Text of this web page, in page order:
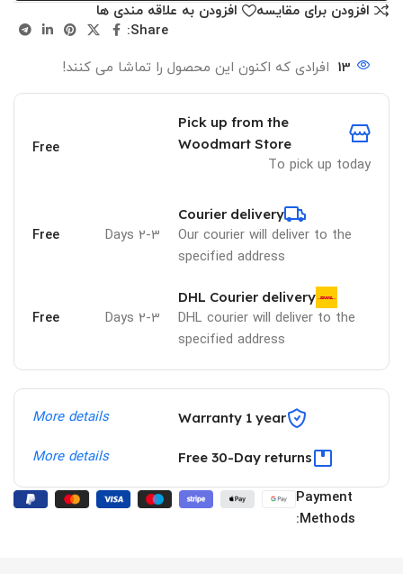
افزودن برای مقایسه
افزودن به علاقه مندی ها
Share:
13 افرادی که اکنون این محصول را تماشا می کنند!
Pick up from the
Woodmart Store
To pick up today
Free
Courier delivery
Our courier will deliver to the
specified address
2-3 Days
Free
DHL Courier delivery
DHL courier will deliver to the
specified address
2-3 Days
Free
Warranty 1 year
More details
Free 30-Day returns
More details
Payment
Methods: